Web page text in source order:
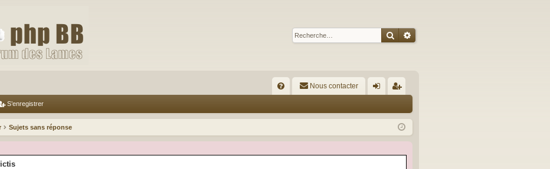
Rechercher
Recherche avancée
Q
Nous contacter
ne
on
nr
ist
S’enregistrer
Sujets sans réponse